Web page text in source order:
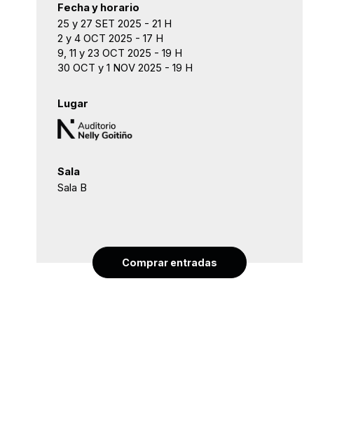
Fecha y horario
25 y 27 SET 2025 - 21 H
2 y 4 OCT 2025 - 17 H
9, 11 y 23 OCT 2025 - 19 H
30 OCT y 1 NOV 2025 - 19 H
Lugar
Sala
Sala B
Comprar entradas